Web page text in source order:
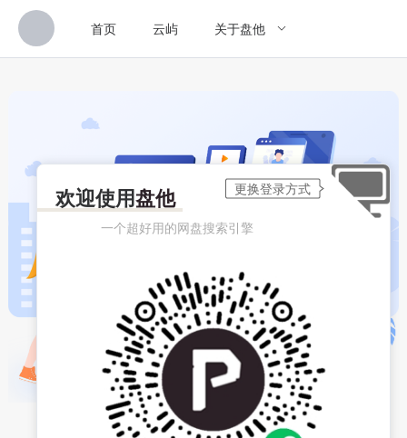
首页 云屿 关于盘他
欢迎使用盘他
一个超好用的网盘搜索引擎